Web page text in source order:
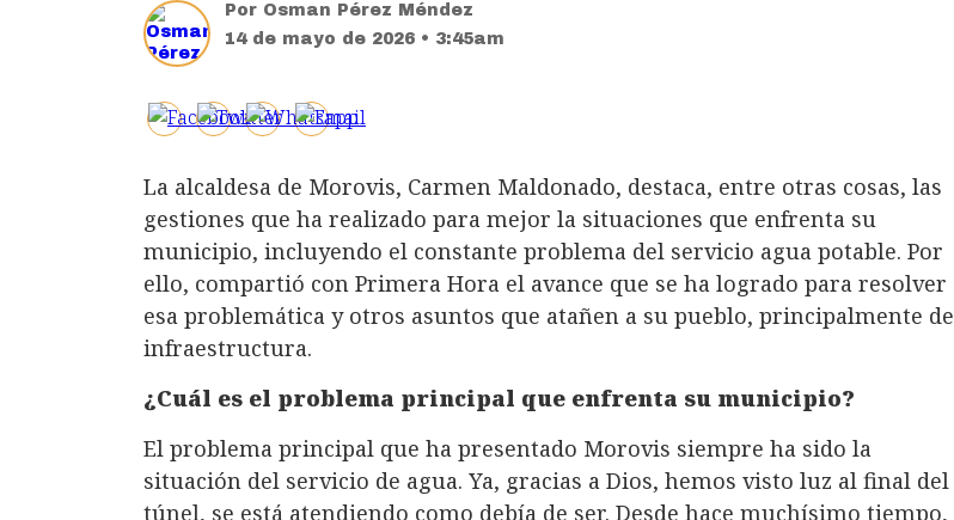
Por Osman Pérez Méndez
14 de mayo de 2026 • 3:45am
La alcaldesa de Morovis, Carmen Maldonado, destaca, entre otras cosas, las
gestiones que ha realizado para mejor la situaciones que enfrenta su
municipio, incluyendo el constante problema del servicio agua potable. Por
ello, compartió con Primera Hora el avance que se ha logrado para resolver
esa problemática y otros asuntos que atañen a su pueblo, principalmente de
infraestructura.
¿Cuál es el problema principal que enfrenta su municipio?
El problema principal que ha presentado Morovis siempre ha sido la
situación del servicio de agua. Ya, gracias a Dios, hemos visto luz al final del
túnel, se está atendiendo como debía de ser. Desde hace muchísimo tiempo,